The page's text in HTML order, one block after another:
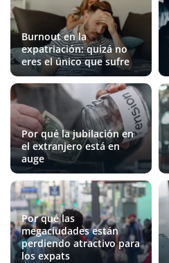
Burnout en la
expatriación: quizá no
eres el único que sufre
Por qué la jubilación en
el extranjero está en
auge
Por qué las
megaciudades están
perdiendo atractivo para
los expats